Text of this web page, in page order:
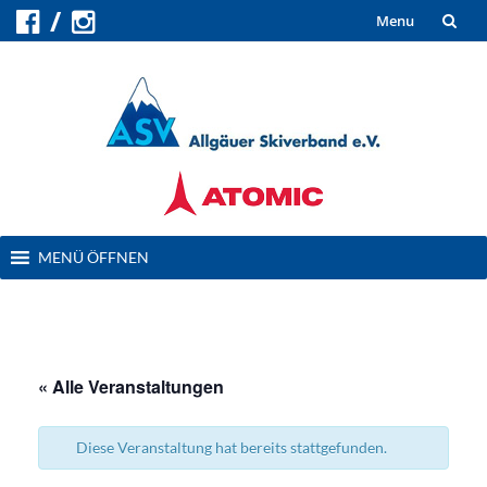
Menu
content
to
MENÜ ÖFFNEN
« Alle Veranstaltungen
Diese Veranstaltung hat bereits stattgefunden.